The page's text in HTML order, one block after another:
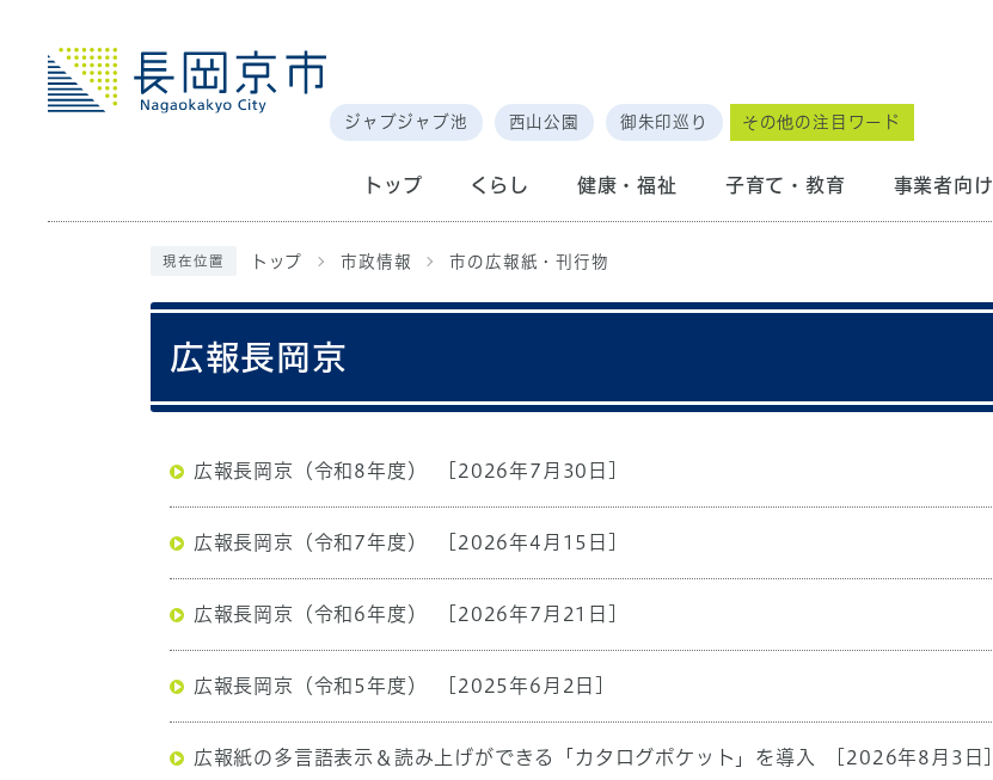
ジャブジャブ池 西山公園 御朱印巡り その他の注目ワード
トップ くらし 健康・福祉 子育て・教育 事業者向け
現在位置 トップ 市政情報 市の広報紙・刊行物
広報長岡京
広報長岡京（令和8年度） [2026年7月30日]
広報長岡京（令和7年度） [2026年4月15日]
広報長岡京（令和6年度） [2026年7月21日]
広報長岡京（令和5年度） [2025年6月2日]
広報紙の多言語表示＆読み上げができる「カタログポケット」を導入 [2026年8月3日]